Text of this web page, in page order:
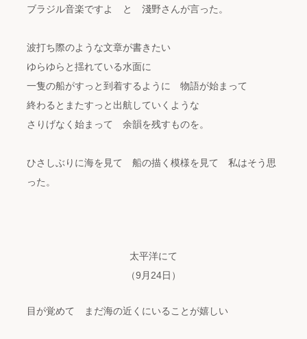
ブラジル音楽ですよ と 淺野さんが言った。
波打ち際のような文章が書きたい
ゆらゆらと揺れている水面に
一隻の船がすっと到着するように 物語が始まって
終わるとまたすっと出航していくような
さりげなく始まって 余韻を残すものを。
ひさしぶりに海を見て 船の描く模様を見て 私はそう思
った。
太平洋にて
（9月24日）
目が覚めて まだ海の近くにいることが嬉しい